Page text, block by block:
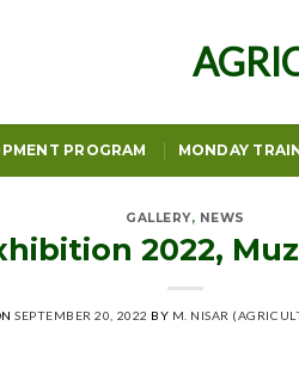
PROGRAM MONDAY
GALLERY, NEWS
2022,
SEPTEMBER 20, 2022 BY M. NISAR